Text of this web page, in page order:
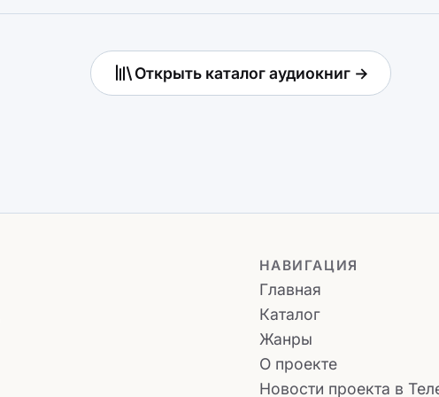
Открыть каталог аудиокниг →
НАВИГАЦИЯ
Главная
Каталог
Жанры
О проекте
Новости проекта в